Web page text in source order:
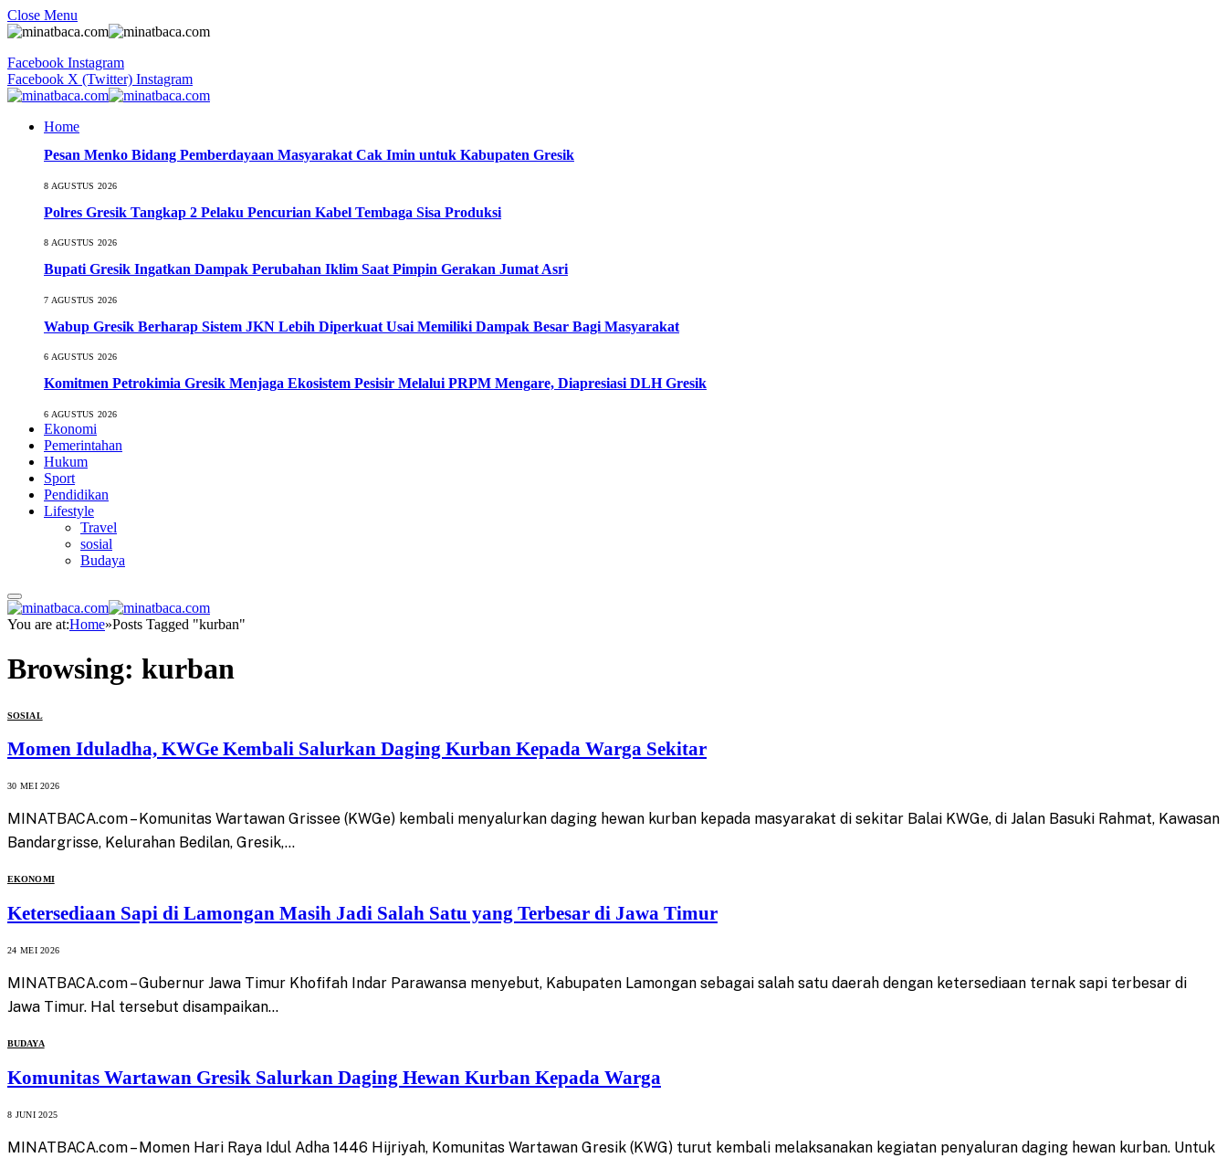
Close Menu
Facebook Instagram
Facebook X (Twitter) Instagram
Home
Pesan Menko Bidang Pemberdayaan Masyarakat Cak Imin untuk Kabupaten Gresik
8 AGUSTUS 2026
Polres Gresik Tangkap 2 Pelaku Pencurian Kabel Tembaga Sisa Produksi
8 AGUSTUS 2026
Bupati Gresik Ingatkan Dampak Perubahan Iklim Saat Pimpin Gerakan Jumat Asri
7 AGUSTUS 2026
Wabup Gresik Berharap Sistem JKN Lebih Diperkuat Usai Memiliki Dampak Besar Bagi Masyarakat
6 AGUSTUS 2026
Komitmen Petrokimia Gresik Menjaga Ekosistem Pesisir Melalui PRPM Mengare, Diapresiasi DLH Gresik
6 AGUSTUS 2026
Ekonomi
Pemerintahan
Hukum
Sport
Pendidikan
Lifestyle
Travel
sosial
Budaya
You are at:Home»Posts Tagged "kurban"
Browsing: kurban
SOSIAL
Momen Iduladha, KWGe Kembali Salurkan Daging Kurban Kepada Warga Sekitar
30 MEI 2026
MINATBACA.com – Komunitas Wartawan Grissee (KWGe) kembali menyalurkan daging hewan kurban kepada masyarakat di sekitar Balai KWGe, di Jalan Basuki Rahmat, Kawasan
Bandargrisse, Kelurahan Bedilan, Gresik,…
EKONOMI
Ketersediaan Sapi di Lamongan Masih Jadi Salah Satu yang Terbesar di Jawa Timur
24 MEI 2026
MINATBACA.com – Gubernur Jawa Timur Khofifah Indar Parawansa menyebut, Kabupaten Lamongan sebagai salah satu daerah dengan ketersediaan ternak sapi terbesar di
Jawa Timur. Hal tersebut disampaikan…
BUDAYA
Komunitas Wartawan Gresik Salurkan Daging Hewan Kurban Kepada Warga
8 JUNI 2025
MINATBACA.com – Momen Hari Raya Idul Adha 1446 Hijriyah, Komunitas Wartawan Gresik (KWG) turut kembali melaksanakan kegiatan penyaluran daging hewan kurban. Untuk